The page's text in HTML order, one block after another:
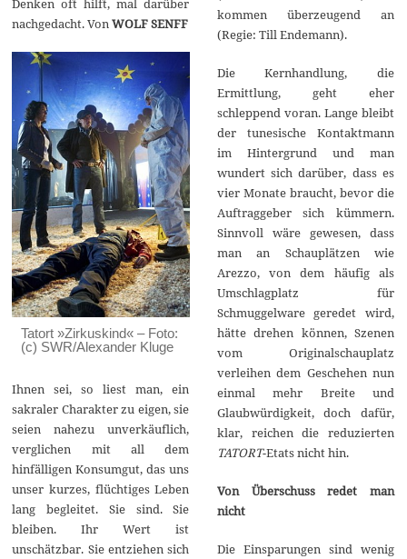
nachgedacht. VonWOLF SENFF
Tatort »Zirkuskind« – Foto:
(c) SWR/Alexander Kluge
Ihnen sei, so liest man, ein
sakraler Charakter zu eigen, sie
seien nahezu unverkäuflich,
verglichen mit all dem
hinfälligen Konsumgut, das uns
unser kurzes, flüchtiges Leben
lang begleitet. Sie sind. Sie
bleiben. Ihr Wert ist
unschätzbar. Sie entziehen sich
kommen überzeugend an
(Regie: Till Endemann).
Die Kernhandlung, die
Ermittlung, geht eher
schleppend voran. Lange bleibt
der tunesische Kontaktmann
im Hintergrund und man
wundert sich darüber, dass es
vier Monate braucht, bevor die
Auftraggeber sich kümmern.
Sinnvoll wäre gewesen, dass
man an Schauplätzen wie
Arezzo, von dem häufig als
Umschlagplatz für
Schmuggelware geredet wird,
hätte drehen können, Szenen
vom Originalschauplatz
verleihen dem Geschehen nun
einmal mehr Breite und
Glaubwürdigkeit, doch dafür,
klar, reichen die reduzierten
TATORT-Etats nicht hin.
Von Überschuss redet man
nicht
Die Einsparungen sind wenig